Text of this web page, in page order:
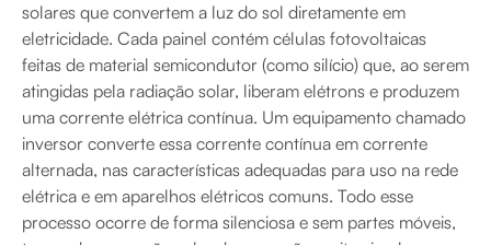
solares que convertem a luz do sol diretamente em
eletricidade. Cada painel contém células fotovoltaicas
feitas de material semicondutor (como silício) que, ao serem
atingidas pela radiação solar, liberam elétrons e produzem
uma corrente elétrica contínua. Um equipamento chamado
inversor converte essa corrente contínua em corrente
alternada, nas características adequadas para uso na rede
elétrica e em aparelhos elétricos comuns. Todo esse
processo ocorre de forma silenciosa e sem partes móveis,